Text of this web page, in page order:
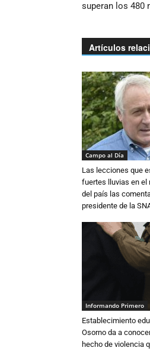
superan los 480
Artículos
Campo al Día
Las lecciones que
fuertes lluvias en el
del país las
presidente de la
Informando Primero
Establecimiento
Osorno da a
hecho de violencia